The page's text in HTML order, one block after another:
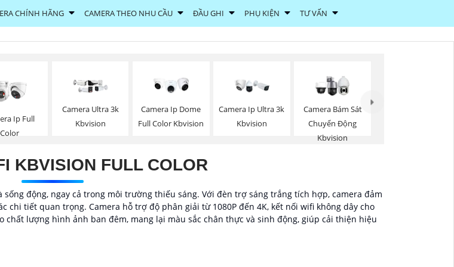
CHÍNH HÃNG CAMERA THEO NHU CẦU ĐẦU GHI PHỤ KIỆN TƯ VẤN
Ip Full
Color
Camera Ultra 3k
Kbvision
Camera Ip Dome
Full Color Kbvision
Camera Ip Ultra 3k
Kbvision
Camera Bám Sát
Chuyển Động
Kbvision
KBVISION FULL COLOR
động, ngay cả trong môi trường thiếu sáng. Với đèn trợ sáng trắng tích hợp, camera đảm
chi tiết quan trọng. Camera hỗ trợ độ phân giải từ 1080P đến 4K, kết nối wifi không dây cho
chất lượng hình ảnh ban đêm, mang lại màu sắc chân thực và sinh động, giúp cải thiện hiệu